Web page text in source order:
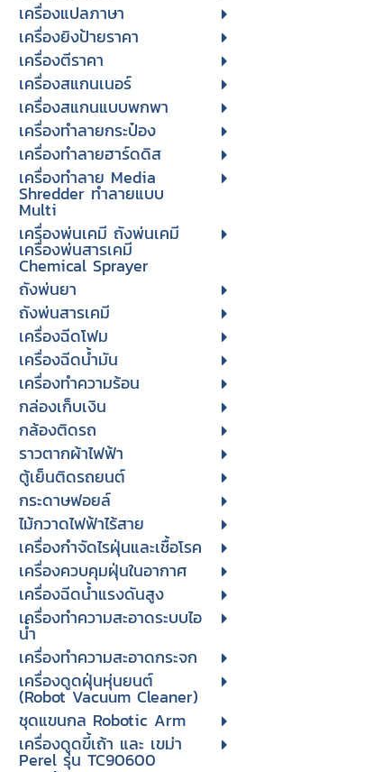
เครื่องแปลภาษา
เครื่องยิงป้ายราคา
เครื่องตีราคา
เครื่องสแกนเนอร์
เครื่องสแกนแบบพกพา
เครื่องทำลายกระป๋อง
เครื่องทำลายฮาร์ดดิส
เครื่องทำลาย Media
Shredder ทำลายแบบ
Multi
เครื่องพ่นเคมี ถังพ่นเคมี
เครื่องพ่นสารเคมี
Chemical Sprayer
ถังพ่นยา
ถังพ่นสารเคมี
เครื่องฉีดโฟม
เครื่องฉีดน้ำมัน
เครื่องทำความร้อน
กล่องเก็บเงิน
กล้องติดรถ
ราวตากผ้าไฟฟ้า
ตู้เย็นติดรถยนต์
กระดาษฟอยล์
ไม้กวาดไฟฟ้าไร้สาย
เครื่องกำจัดไรฝุ่นและเชื้อโรค
เครื่องควบคุมฝุ่นในอากาศ
เครื่องฉีดน้ำแรงดันสูง
เครื่องทำความสะอาดระบบไอ
น้ำ
เครื่องทำความสะอาดกระจก
เครื่องดูดฝุ่นหุ่นยนต์
(Robot Vacuum Cleaner)
ชุดแขนกล Robotic Arm
เครื่องดูดขี้เถ้า และ เขม่า
Perel รุ่น TC90600